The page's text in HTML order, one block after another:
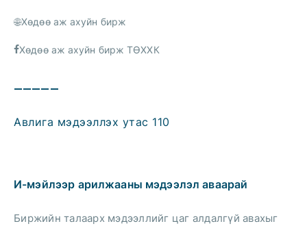
Хөдөө аж ахуйн бирж
Хөдөө аж ахуйн бирж ТӨХХК
—————
Авлига мэдээллэх утас 110
И-мэйлээр арилжааны мэдээлэл аваарай
Биржийн талаарх мэдээллийг цаг алдалгүй авахыг